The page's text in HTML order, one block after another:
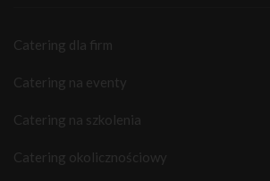
Catering dla firm
Catering na eventy
Catering na szkolenia
Catering okolicznościowy